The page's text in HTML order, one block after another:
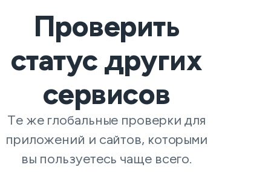
Проверить
статус других
сервисов
Те же глобальные проверки для
приложений и сайтов, которыми
вы пользуетесь чаще всего.